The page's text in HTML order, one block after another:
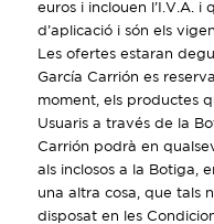
euros i inclouen l’I.V.A.
d’aplicació i són els
Les ofertes estaran
García Carrión es
moment, els productes
Usuaris a través de la
Carrión podrà en
als inclosos a la Botiga,
una altra cosa, que tals
disposat en les